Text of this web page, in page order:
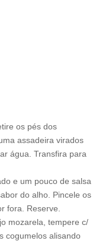
os pés dos
assadeira virados
água. Transfira para
e um pouco de salsa
do alho. Pincele os
fora. Reserve.
mozarela, tempere c/
cogumelos alisando